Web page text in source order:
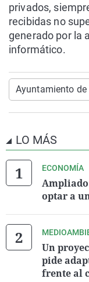
privados,
recibidas no
generado por la
informático.
Ayuntamiento de
LO MÁS
ECONOMÍA
Ampliado
optar a
Un
pide
frente al